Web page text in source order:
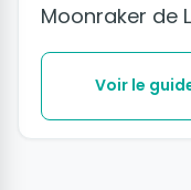
Moonraker de
Voir le